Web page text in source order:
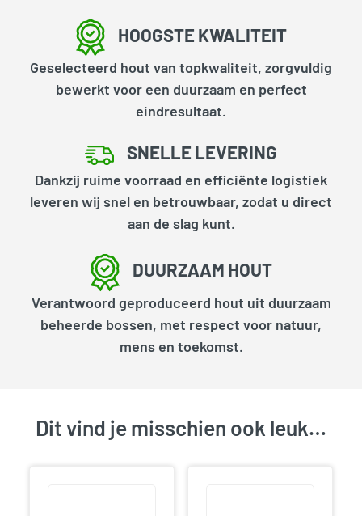
HOOGSTE KWALITEIT
Geselecteerd hout van topkwaliteit, zorgvuldig
bewerkt voor een duurzaam en perfect
eindresultaat.
SNELLE LEVERING
Dankzij ruime voorraad en efficiënte logistiek
leveren wij snel en betrouwbaar, zodat u direct
aan de slag kunt.
DUURZAAM HOUT
Verantwoord geproduceerd hout uit duurzaam
beheerde bossen, met respect voor natuur,
mens en toekomst.
Dit vind je misschien ook leuk…